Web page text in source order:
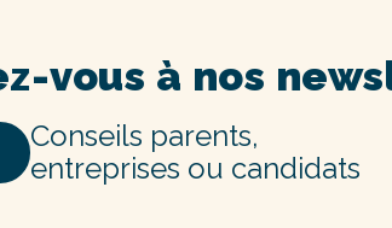
vous à nos
Conseils parents,
entreprises ou candidats